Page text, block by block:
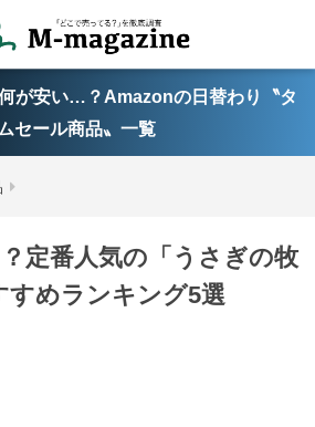
何が安い…？Amazonの日替わり〝タ
セール商品〟一覧
定番人気の「うさぎの牧
すめランキング5選